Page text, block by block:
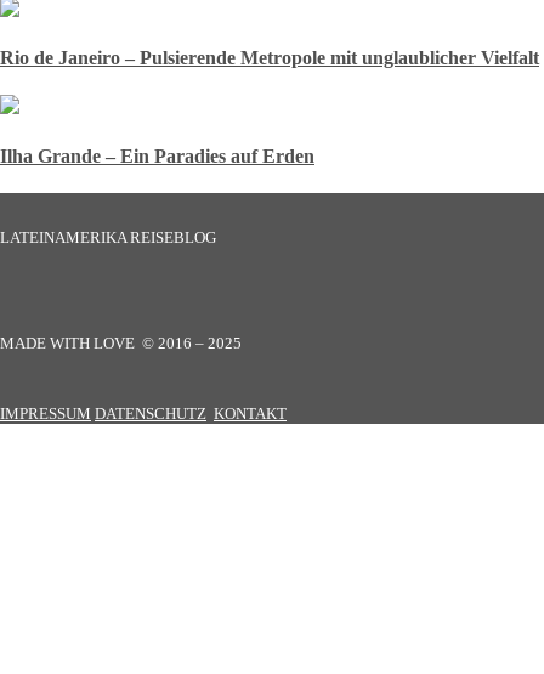
Rio de Janeiro – Pulsierende Metropole mit unglaublicher Vielfalt
Ilha Grande – Ein Paradies auf Erden
LATEINAMERIKA REISEBLOG
MADE WITH LOVE © 2016 – 2025
IMPRESSUM DATENSCHUTZ KONTAKT